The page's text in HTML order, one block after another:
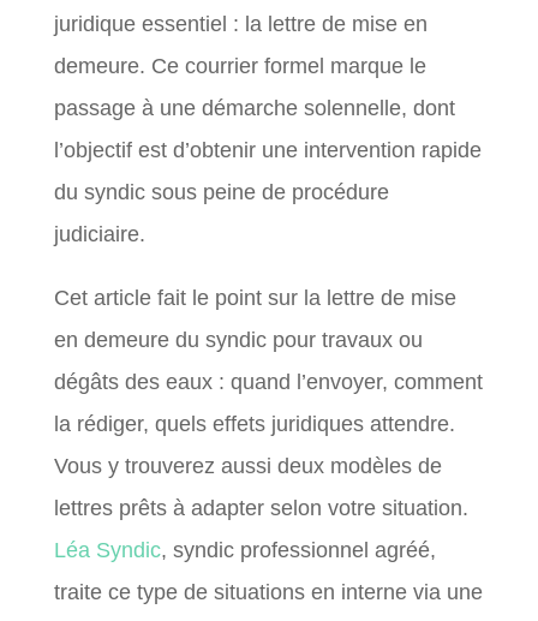
juridique essentiel : la lettre de mise en
demeure. Ce courrier formel marque le
passage à une démarche solennelle, dont
l’objectif est d’obtenir une intervention rapide
du syndic sous peine de procédure
judiciaire.
Cet article fait le point sur la lettre de mise
en demeure du syndic pour travaux ou
dégâts des eaux : quand l’envoyer, comment
la rédiger, quels effets juridiques attendre.
Vous y trouverez aussi deux modèles de
lettres prêts à adapter selon votre situation.
Léa Syndic, syndic professionnel agréé,
traite ce type de situations en interne via une